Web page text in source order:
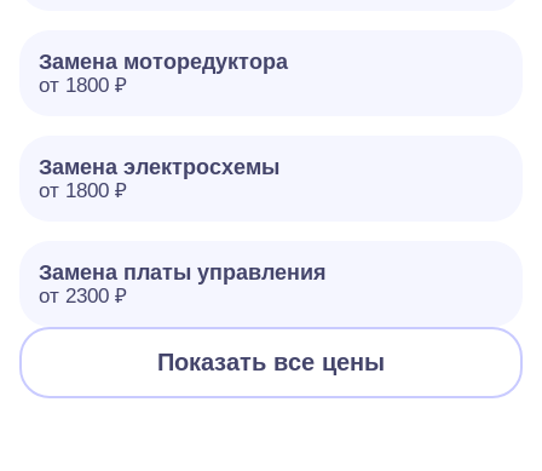
Замена моторедуктора
от 1800 ₽
Замена электросхемы
от 1800 ₽
Замена платы управления
от 2300 ₽
Показать все цены